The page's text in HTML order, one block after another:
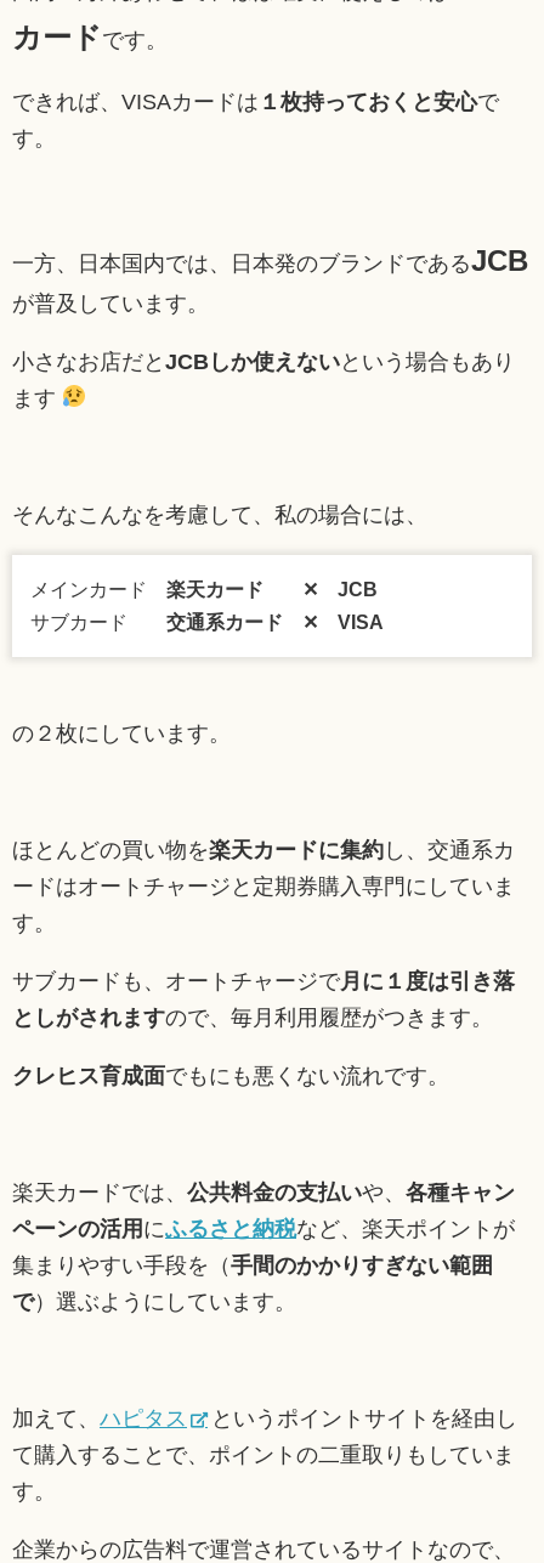
カード です。
できれば、VISAカードは １枚持っておくと安心で
す。
一方、日本国内では、日本発のブランドであるJCB
が普及しています。
小さなお店だと JCBしか使えないという場合もあり
ます
そんなこんなを考慮して、私の場合には、
メインカード 楽天カード ✕ JCB
サブカード 交通系カード ✕ VISA
の２枚にしています。
ほとんどの買い物を楽天カードに集約 し、交通系カ
ードはオートチャージと定期券購入専門にしていま
す。
サブカードも、オートチャージで月に１度は引き落
としがされますので、毎月利用履歴がつきます。
クレヒス育成面でもにも悪くない流れです。
楽天カードでは、 公共料金の支払いや、 各種キャン
ペーンの活用 にふるさと納税など、楽天ポイントが
集まりやすい手段を（手間のかかりすぎない範囲
で）選ぶようにしています。
加えて、 ハピタス
というポイントサイトを経由し
て購入することで、ポイントの二重取りもしていま
す。
企業からの広告料で運営されているサイトなので、